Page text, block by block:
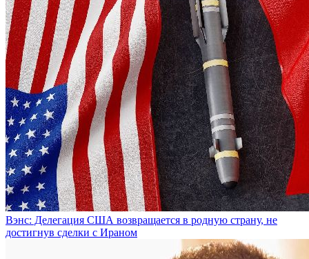
Вэнс: Делегация США возвращается в родную страну, не
достигнув сделки с Ираном